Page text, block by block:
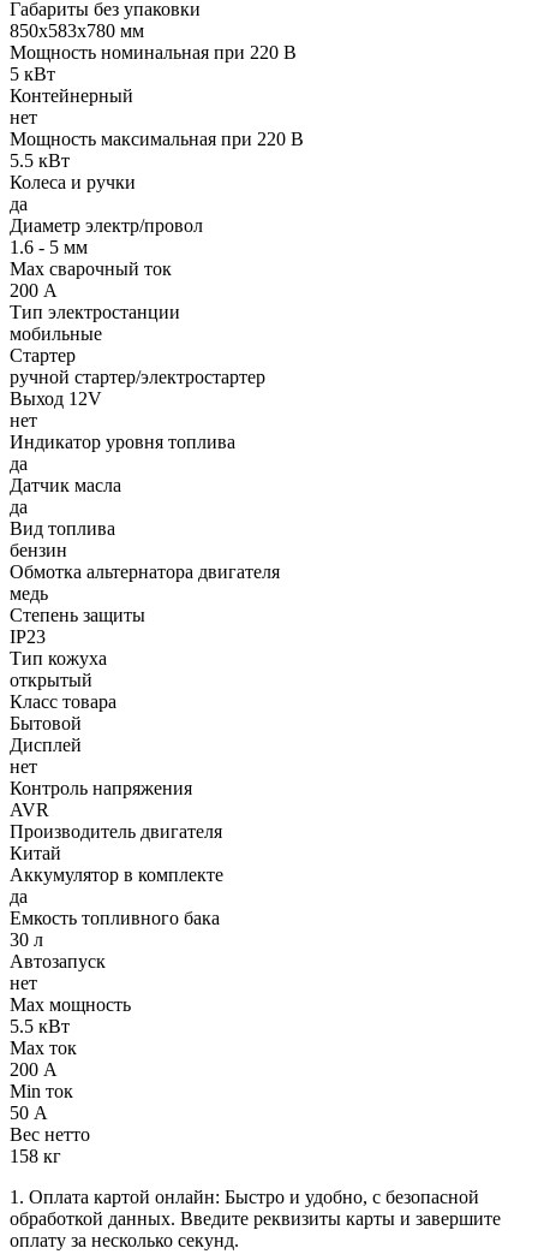
Габариты без упаковки
850х583х780 мм
Мощность номинальная при 220 В
5 кВт
Контейнерный
нет
Мощность максимальная при 220 В
5.5 кВт
Колеса и ручки
да
Диаметр электр/провол
1.6 - 5 мм
Max сварочный ток
200 А
Тип электростанции
мобильные
Стартер
ручной стартер/электростартер
Выход 12V
нет
Индикатор уровня топлива
да
Датчик масла
да
Вид топлива
бензин
Обмотка альтернатора двигателя
медь
Степень защиты
IP23
Тип кожуха
открытый
Класс товара
Бытовой
Дисплей
нет
Контроль напряжения
AVR
Производитель двигателя
Китай
Аккумулятор в комплекте
да
Емкость топливного бака
30 л
Автозапуск
нет
Max мощность
5.5 кВт
Max ток
200 А
Min ток
50 А
Вес нетто
158 кг
1. Оплата картой онлайн: Быстро и удобно, с безопасной
обработкой данных. Введите реквизиты карты и завершите
оплату за несколько секунд.